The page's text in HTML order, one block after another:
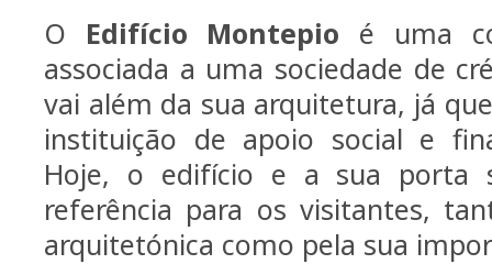
O Edifício Montepio é uma
associada a uma sociedade de
vai além da sua arquitetura, já
instituição de apoio social e
Hoje, o edifício e a sua porta
referência para os visitantes,
arquitetónica como pela sua